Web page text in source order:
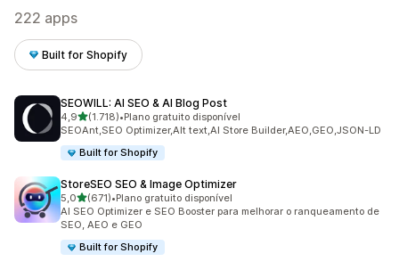
222 apps
Built for Shopify
SEOWILL: AI SEO & AI Blog Post
4,9de 5 estrelas
(1.718)
1718 avaliações ao todo
•Plano gratuito disponível
SEOAnt,SEO Optimizer,Alt text,AI Store Builder,AEO,GEO,JSON-LD
Built for Shopify
StoreSEO SEO & Image Optimizer
5,0de 5 estrelas
(671)
671 avaliações ao todo
•Plano gratuito disponível
AI SEO Optimizer e SEO Booster para melhorar o ranqueamento de
SEO, AEO e GEO
Built for Shopify